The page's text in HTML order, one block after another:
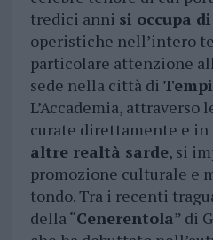
tredici anni si occupa
operistiche nell’intero
particolare attenzione
sede nella città di
L’Accademia,
curate direttamente e
altre realtà sarde, si
promozione culturale e
tondo. Tra i recenti
della “Cenerentola” di